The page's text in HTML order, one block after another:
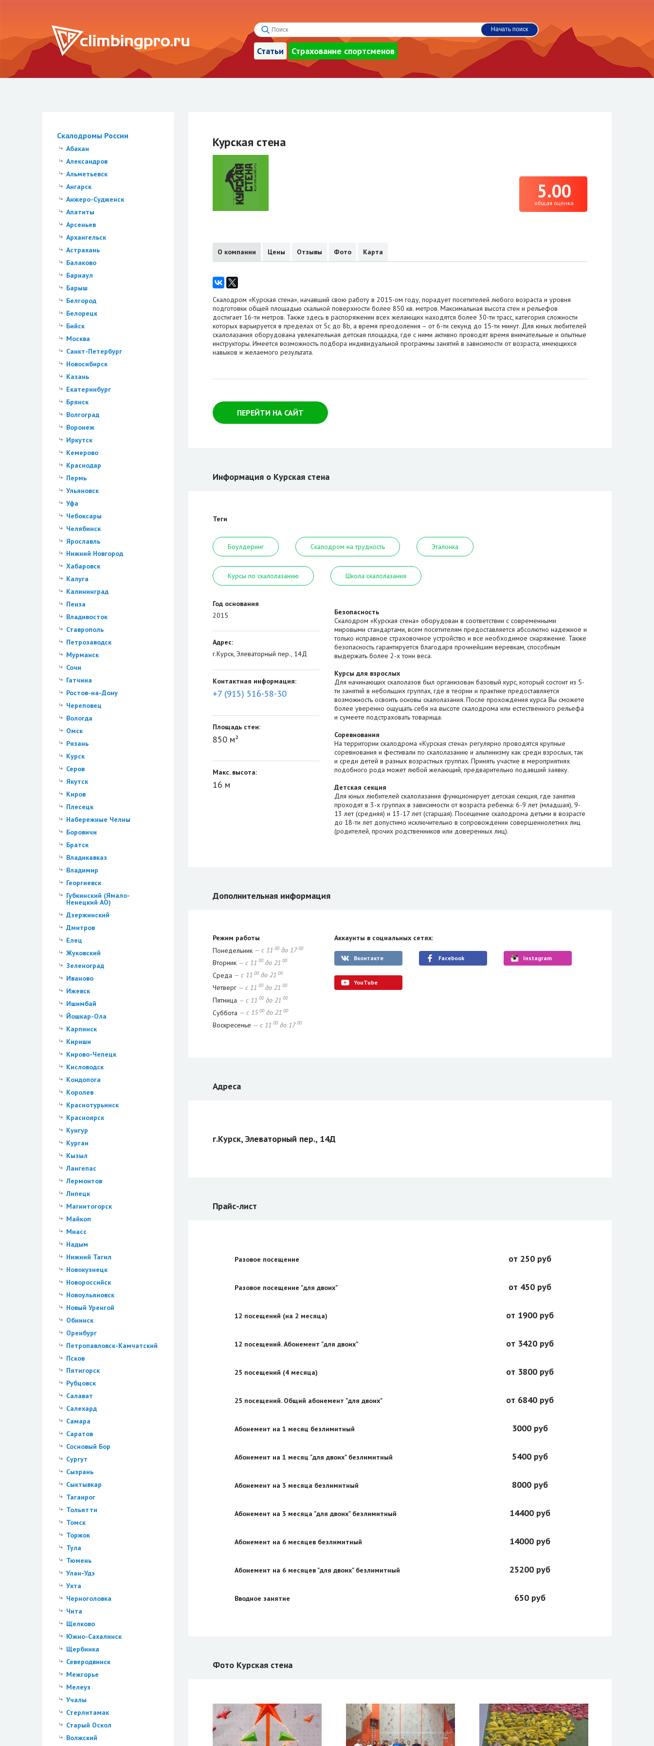
Статьи Страхование спортсменов
Скалодромы России
Абакан
Александров
Альметьевск
Ангарск
Анжеро-Судженск
Апатиты
Арсеньев
Архангельск
Астрахань
Балаково
Барнаул
Барыш
Белгород
Белорецк
Бийск
Москва
Санкт-Петербург
Новосибирск
Казань
Екатеринбург
Брянск
Волгоград
Воронеж
Иркутск
Кемерово
Краснодар
Пермь
Ульяновск
Уфа
Чебоксары
Челябинск
Ярославль
Нижний Новгород
Хабаровск
Калуга
Калининград
Пенза
Владивосток
Ставрополь
Петрозаводск
Мурманск
Сочи
Гатчина
Ростов-на-Дону
Череповец
Вологда
Омск
Рязань
Курск
Серов
Якутск
Киров
Плесецк
Набережные Челны
Боровичи
Братск
Владикавказ
Владимир
Георгиевск
Губкинский (Ямало-
Ненецкий АО)
Дзержинский
Дмитров
Елец
Жуковский
Зеленоград
Иваново
Ижевск
Ишимбай
Йошкар-Ола
Карпинск
Кириши
Кирово-Чепецк
Кисловодск
Кондопога
Королев
Краснотурьинск
Красноярск
Кунгур
Курган
Кызыл
Лангепас
Лермонтов
Липецк
Магнитогорск
Майкоп
Миасс
Надым
Нижний Тагил
Новокузнецк
Новороссийск
Новоульяновск
Новый Уренгой
Обнинск
Оренбург
Петропавловск-Камчатский
Псков
Пятигорск
Рубцовск
Салават
Салехард
Самара
Саратов
Сосновый Бор
Сургут
Сызрань
Сыктывкар
Таганрог
Тольятти
Томск
Торжок
Тула
Тюмень
Улан-Удэ
Ухта
Черноголовка
Чита
Щелково
Южно-Сахалинск
Щербинка
Северодвинск
Межгорье
Мелеуз
Учалы
Стерлитамак
Старый Оскол
Волжский
Курская стена
5.00
общая оценка
О компании Цены Отзывы Фото Карта
Скалодром «Курская стена», начавший свою работу в 2015-ом году, порадует посетителей любого возраста и уровня
подготовки общей площадью скальной поверхности более 850 кв. метров. Максимальная высота стен и рельефов
достигает 16-ти метров. Также здесь в распоряжении всех желающих находятся более 30-ти трасс, категория сложности
которых варьируется в пределах от 5с до 8b, а время преодоления – от 6-ти секунд до 15-ти минут. Для юных любителей
скалолазания оборудована увлекательная детская площадка, где с ними активно проводят время внимательные и опытные
инструкторы. Имеется возможность подбора индивидуальной программы занятий в зависимости от возраста, имеющихся
навыков и желаемого результата.
ПЕРЕЙТИ НА САЙТ
Информация о Курская стена
Теги
Боулдеринг Скалодром на трудность Эталонка
Курсы по скалолазанию Школа скалолазания
Год основания
2015
Адрес:
г.Курск, Элеваторный пер., 14Д
Контактная информация:
+7 (915) 516-58-30
Площадь стен:
850 м²
Макс. высота:
16 м
Безопасность
Скалодром «Курская стена» оборудован в соответствии с современными
мировыми стандартами, всем посетителям предоставляется абсолютно надежное и
только исправное страховочное устройство и все необходимое снаряжение. Также
безопасность гарантируется благодаря прочнейшим веревкам, способным
выдержать более 2-х тонн веса.
Курсы для взрослых
Для начинающих скалолазов был организован базовый курс, который состоит из 5-
ти занятий в небольших группах, где в теории и практике предоставляется
возможность освоить основы скалолазания. После прохождения курса Вы сможете
более уверенно ощущать себя на высоте скалодрома или естественного рельефа
и сумеете подстраховать товарища.
Соревнования
На территории скалодрома «Курская стена» регулярно проводятся крупные
соревнования и фестивали по скалолазанию и альпинизму как среди взрослых, так
и среди детей в разных возрастных группах. Принять участие в мероприятиях
подобного рода может любой желающий, предварительно подавший заявку.
Детская секция
Для юных любителей скалолазания функционирует детская секция, где занятия
проходят в 3-х группах в зависимости от возраста ребенка: 6-9 лет (младшая), 9-
13 лет (средняя) и 13-17 лет (старшая). Посещение скалодрома детьми в возрасте
до 18-ти лет допустимо исключительно в сопровождении совершеннолетних лиц
(родителей, прочих родственников или доверенных лиц).
Дополнительная информация
Режим работы
Понедельник — с 11 00до 17 00
Вторник — с 11 00до 21 00
Среда — с 11 00до 21 00
Четверг — с 11 00до 21 00
Пятница — с 11 00до 21 00
Суббота — с 15 00до 21 00
Воскресенье — с 11 00до 17 00
Аккаунты в социальных сетях:
Вконтакте Facebook Instagram
YouTube
Адреса
г.Курск, Элеваторный пер., 14Д
Прайс-лист
Разовое посещение от 250 руб
Разовое посещение "для двоих" от 450 руб
12 посещений (на 2 месяца) от 1900 руб
12 посещений. Абонемент "для двоих" от 3420 руб
25 посещений (4 месяца) от 3800 руб
25 посещений. Общий абонемент "для двоих" от 6840 руб
Абонемент на 1 месяц безлимитный 3000 руб
Абонемент на 1 месяц "для двоих" безлимитный 5400 руб
Абонемент на 3 месяца безлимитный 8000 руб
Абонемент на 3 месяца "для двоих" безлимитный 14400 руб
Абонемент на 6 месяцев безлимитный 14000 руб
Абонемент на 6 месяцев "для двоих" безлимитный 25200 руб
Вводное занятие 650 руб
Фото Курская стена